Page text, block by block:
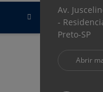
Av.
-
Preto-SP
Abrir